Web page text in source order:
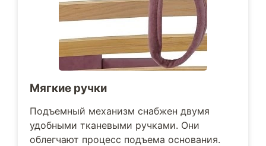
Мягкие ручки
Подъемный механизм снабжен двумя
удобными тканевыми ручками. Они
облегчают процесс подъема основания.